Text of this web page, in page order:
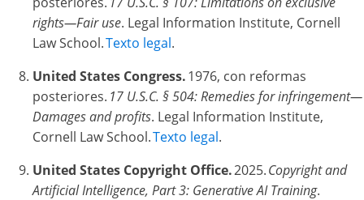
rights—Fair use. Legal Information Institute, Cornell
Law School.Texto legal.
United States Congress.1976, con reformas
posteriores. 17 U.S.C. § 504: Remedies for infringement—
Damages and profits. Legal Information Institute,
Cornell Law School.Texto legal.
United States Copyright Office.2025.Copyright and
Artificial Intelligence, Part 3: Generative AI Training.